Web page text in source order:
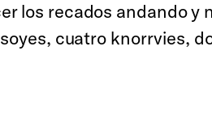
los recados andando
cuatro knorrvies,